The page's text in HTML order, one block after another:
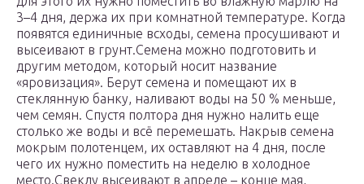
3–4 дня, держа их при комнатной температуре. Когда
появятся единичные всходы, семена просушивают и
высеивают в грунт.Семена можно подготовить и
другим методом, который носит название
«яровизация». Берут семена и помещают их в
стеклянную банку, наливают воды на 50 % меньше,
чем семян. Спустя полтора дня нужно налить еще
столько же воды и всё перемешать. Накрыв семена
мокрым полотенцем, их оставляют на 4 дня, после
чего их нужно поместить на неделю в холодное
место.Свеклу высеивают в апреле – конце мая,